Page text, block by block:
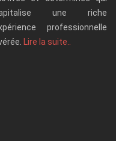
une riche
professionnelle
Lire la suite..